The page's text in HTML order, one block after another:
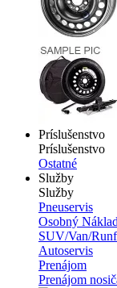
Príslušenstvo
Príslušenstvo
Ostatné
Služby
Služby
Pneuservis
Osobný
SUV/Van/
Autoservis
Prenájom
Prenájom